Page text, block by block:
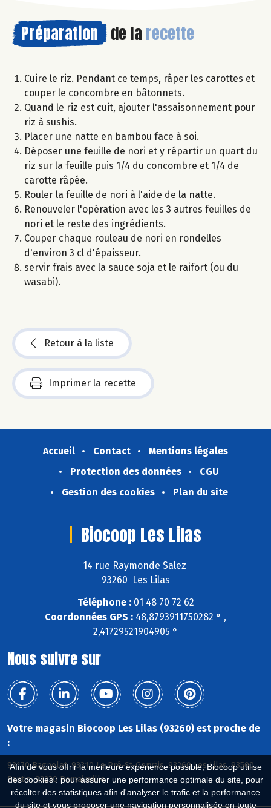
Afin de vous offrir la meilleure expérience possible, Biocoop utilise
des cookies : pour assurer une performance optimale du site, pour
récolter des statistiques afin d'analyser le trafic et la performance
du site et vous proposer une navigation personnalisée en toute
Préparation de la recette
Cuire le riz. Pendant ce temps, râper les carottes et
couper le concombre en bâtonnets.
Quand le riz est cuit, ajouter l'assaisonnement pour
riz à sushis.
Placer une natte en bambou face à soi.
Déposer une feuille de nori et y répartir un quart du
riz sur la feuille puis 1/4 du concombre et 1/4 de
carotte râpée.
Rouler la feuille de nori à l'aide de la natte.
Renouveler l'opération avec les 3 autres feuilles de
nori et le reste des ingrédients.
Couper chaque rouleau de nori en rondelles
d'environ 3 cl d'épaisseur.
servir frais avec la sauce soja et le raifort (ou du
wasabi).
Retour à la liste
Imprimer la recette
Accueil Contact
Mentions légales
Protection des données
CGU
Gestion des cookies
Plan du site
Biocoop Les Lilas
14 rue Raymonde Salez
93260 Les Lilas
Téléphone :01 48 70 72 62
Coordonnées GPS : 48,8793911750282 ° ,
2,41729521904905 °
Nous suivre sur
Votre magasin Biocoop Les Lilas (93260) est proche de
:
93170 Bagnolet, 93310 Le Pré-St-Gervais, 93260 Les Lilas, 93500
Pantin, 93230 Romainville